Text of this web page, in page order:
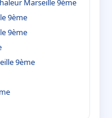
9ème
9ème
9ème